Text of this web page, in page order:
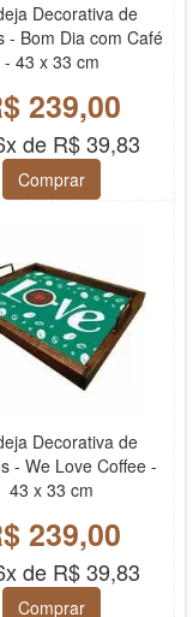
Decorativa de
- Bom Dia com Café
- 43 x 33 cm
239,00
de R$ 39,83
Comprar
Decorativa de
- We Love Coffee -
43 x 33 cm
239,00
de R$ 39,83
Comprar